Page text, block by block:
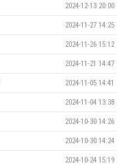
2024-12-13 20:00
2024-11-27 14:25
2024-11-26 15:12
2024-11-21 14:47
2024-11-05 14:41
2024-11-04 13:38
2024-10-30 14:26
2024-10-30 14:24
2024-10-24 15:19